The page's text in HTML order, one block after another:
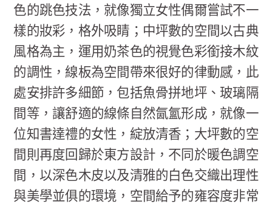
色的跳色技法，就像獨立女性偶爾嘗試不一
樣的妝彩，格外吸睛；中坪數的空間以古典
風格為主，運用奶茶色的視覺色彩銜接木紋
的調性，線板為空間帶來很好的律動感，此
處安排許多細節，包括魚骨拼地坪、玻璃隔
間等，讓舒適的線條自然氤氳形成，就像一
位知書達禮的女性，綻放清香；大坪數的空
間則再度回歸於東方設計，不同於暖色調空
間，以深色木皮以及清雅的白色交織出理性
與美學並俱的環境，空間給予的雍容度非常